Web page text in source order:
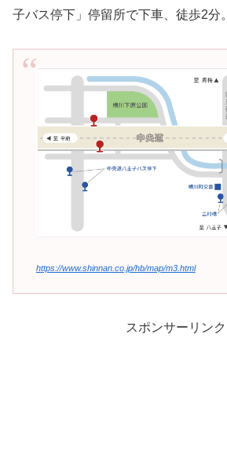
子バス停下」停留所で下車、徒歩2分。
https://www.shinnan.co.jp/hb/map/m3.html
スポンサーリンク